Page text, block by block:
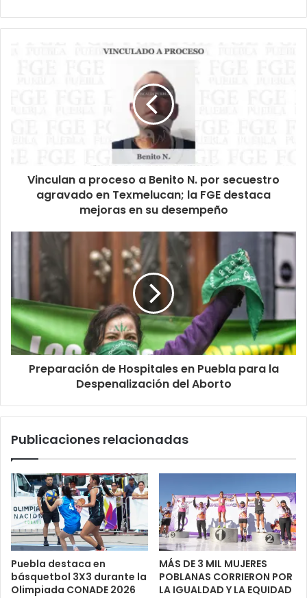
Vinculan a proceso a Benito N. por secuestro
agravado en Texmelucan; la FGE destaca
mejoras en su desempeño
Preparación de Hospitales en Puebla para la
Despenalización del Aborto
Publicaciones relacionadas
Puebla destaca en
básquetbol 3X3 durante la
Olimpiada CONADE 2026
MÁS DE 3 MIL MUJERES
POBLANAS CORRIERON POR
LA IGUALDAD Y LA EQUIDAD